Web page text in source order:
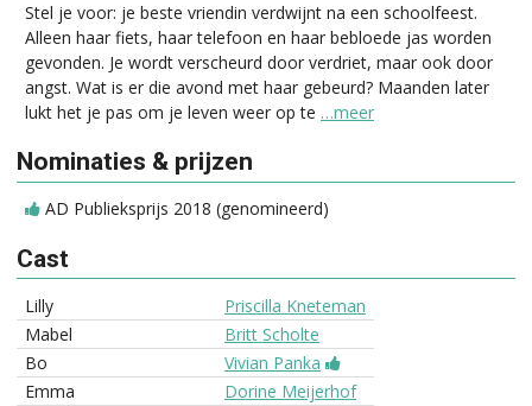
Stel je voor: je beste vriendin verdwijnt na een schoolfeest.
Alleen haar fiets, haar telefoon en haar bebloede jas worden
gevonden. Je wordt verscheurd door verdriet, maar ook door
angst. Wat is er die avond met haar gebeurd? Maanden later
lukt het je pas om je leven weer op te …meer
Nominaties & prijzen
AD Publieksprijs 2018 (genomineerd)
Cast
Lilly
Priscilla Kneteman
Mabel
Britt Scholte
Bo
Vivian Panka
Emma
Dorine Meijerhof